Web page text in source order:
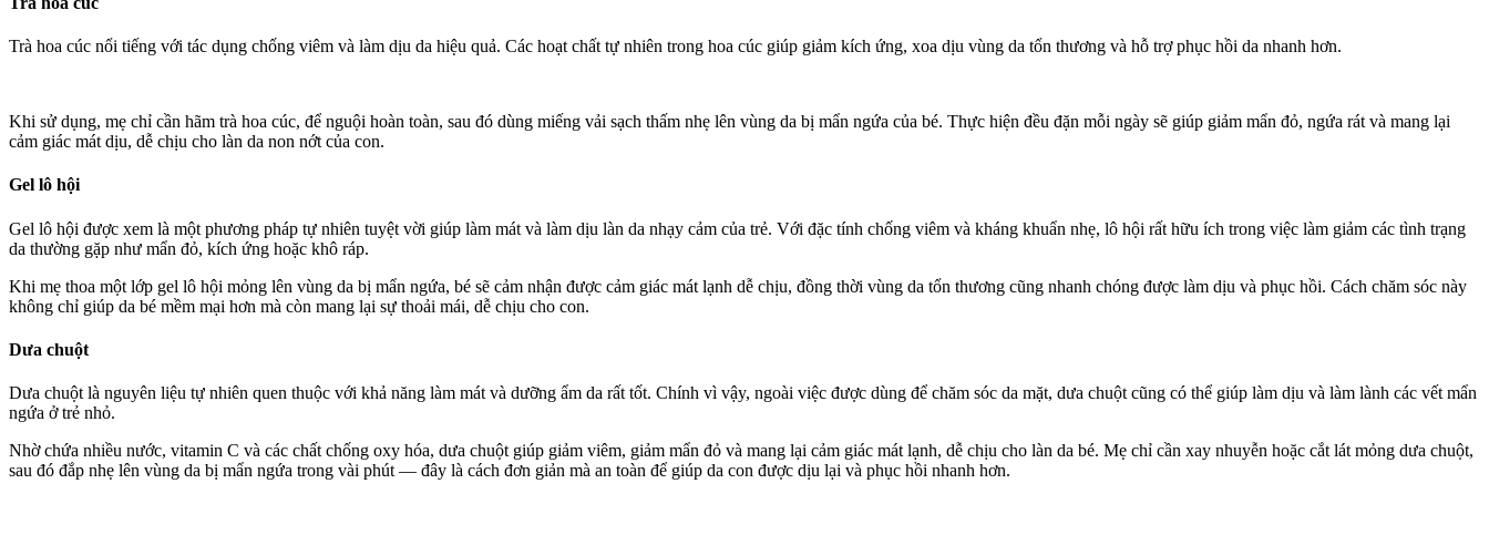
Trà hoa cúc nổi tiếng với tác dụng chống viêm và làm dịu da hiệu quả. Các hoạt chất tự nhiên trong hoa cúc giúp giảm kích ứng, xoa dịu vùng da tổn thương và hỗ trợ phục hồi da nhanh hơn.
Khi sử dụng, mẹ chỉ cần hãm trà hoa cúc, để nguội hoàn toàn, sau đó dùng miếng vải sạch thấm nhẹ lên vùng da bị mẩn ngứa của bé. Thực hiện đều đặn mỗi ngày sẽ giúp giảm mẩn đỏ, ngứa rát và mang lại
cảm giác mát dịu, dễ chịu cho làn da non nớt của con.
Gel lô hội
Gel lô hội được xem là một phương pháp tự nhiên tuyệt vời giúp làm mát và làm dịu làn da nhạy cảm của trẻ. Với đặc tính chống viêm và kháng khuẩn nhẹ, lô hội rất hữu ích trong việc làm giảm các tình trạng
da thường gặp như mẩn đỏ, kích ứng hoặc khô ráp.
Khi mẹ thoa một lớp gel lô hội mỏng lên vùng da bị mẩn ngứa, bé sẽ cảm nhận được cảm giác mát lạnh dễ chịu, đồng thời vùng da tổn thương cũng nhanh chóng được làm dịu và phục hồi. Cách chăm sóc này
không chỉ giúp da bé mềm mại hơn mà còn mang lại sự thoải mái, dễ chịu cho con.
Dưa chuột
Dưa chuột là nguyên liệu tự nhiên quen thuộc với khả năng làm mát và dưỡng ẩm da rất tốt. Chính vì vậy, ngoài việc được dùng để chăm sóc da mặt, dưa chuột cũng có thể giúp làm dịu và làm lành các vết mẩn
ngứa ở trẻ nhỏ.
Nhờ chứa nhiều nước, vitamin C và các chất chống oxy hóa, dưa chuột giúp giảm viêm, giảm mẩn đỏ và mang lại cảm giác mát lạnh, dễ chịu cho làn da bé. Mẹ chỉ cần xay nhuyễn hoặc cắt lát mỏng dưa chuột,
sau đó đắp nhẹ lên vùng da bị mẩn ngứa trong vài phút — đây là cách đơn giản mà an toàn để giúp da con được dịu lại và phục hồi nhanh hơn.